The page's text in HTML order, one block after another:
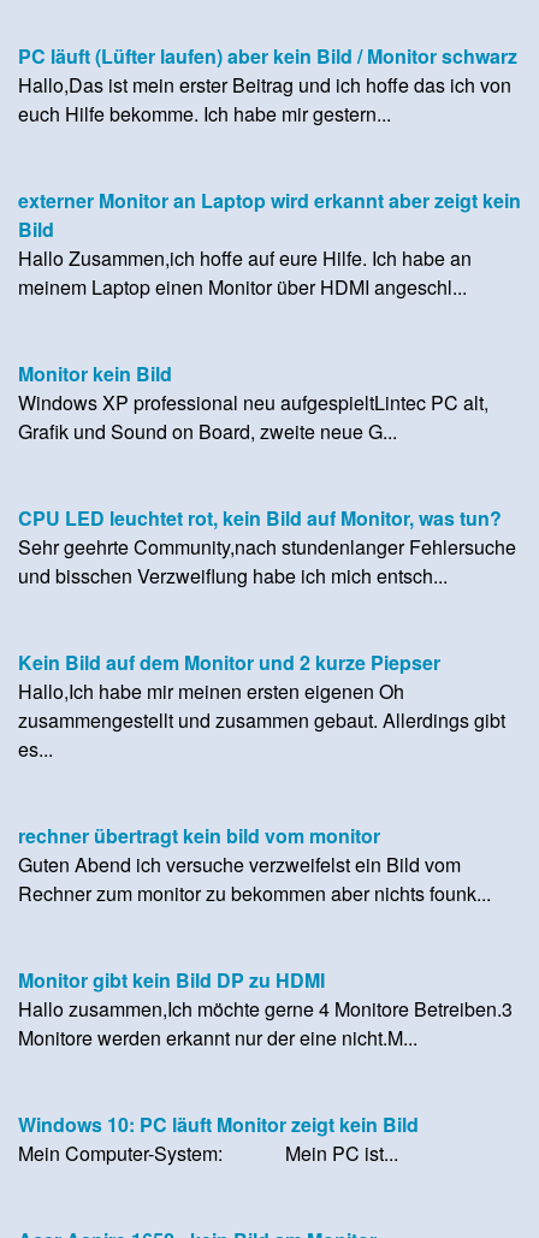
PC läuft (Lüfter laufen) aber kein Bild / Monitor schwarz
Hallo,Das ist mein erster Beitrag und ich hoffe das ich von
euch Hilfe bekomme. Ich habe mir gestern...
externer Monitor an Laptop wird erkannt aber zeigt kein
Bild
Hallo Zusammen,ich hoffe auf eure Hilfe. Ich habe an
meinem Laptop einen Monitor über HDMI angeschl...
Monitor kein Bild
Windows XP professional neu aufgespieltLintec PC alt,
Grafik und Sound on Board, zweite neue G...
CPU LED leuchtet rot, kein Bild auf Monitor, was tun?
Sehr geehrte Community,nach stundenlanger Fehlersuche
und bisschen Verzweiflung habe ich mich entsch...
Kein Bild auf dem Monitor und 2 kurze Piepser
Hallo,Ich habe mir meinen ersten eigenen Oh
zusammengestellt und zusammen gebaut. Allerdings gibt
es...
rechner übertragt kein bild vom monitor
Guten Abend ich versuche verzweifelst ein Bild vom
Rechner zum monitor zu bekommen aber nichts founk...
Monitor gibt kein Bild DP zu HDMI
Hallo zusammen,Ich möchte gerne 4 Monitore Betreiben.3
Monitore werden erkannt nur der eine nicht.M...
Windows 10: PC läuft Monitor zeigt kein Bild
Mein Computer-System: Mein PC ist...